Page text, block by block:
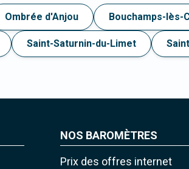
Ombrée d'Anjou Bouchamps-lès-
Saint-Saturnin-du-Limet
NOS BAROMÈTRES
Prix des offres internet